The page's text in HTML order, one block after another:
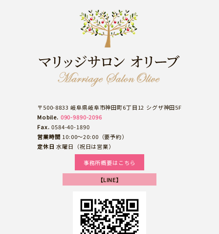
〒500-8833 岐阜県岐阜市神田町6丁目12 シグザ神田5F
Mobile. 090-9890-2096
Fax. 0584-40-1890
営業時間 10:00～20:00（要予約）
定休日 水曜日（祝日は営業）
事務所概要はこちら
【LINE】